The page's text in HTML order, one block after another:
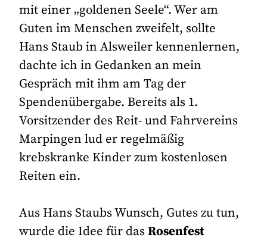
mit einer „goldenen Seele“. Wer am
Guten im Menschen zweifelt, sollte
Hans Staub in Alsweiler kennenlernen,
dachte ich in Gedanken an mein
Gespräch mit ihm am Tag der
Spendenübergabe. Bereits als 1.
Vorsitzender des Reit- und Fahrvereins
Marpingen lud er regelmäßig
krebskranke Kinder zum kostenlosen
Reiten ein.
Aus Hans Staubs Wunsch, Gutes zu tun,
wurde die Idee für dasRosenfest